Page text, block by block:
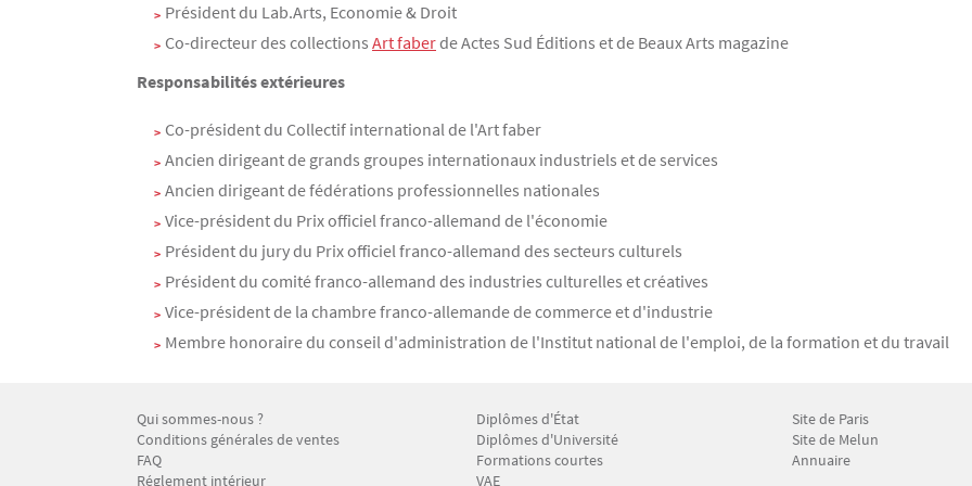
Président du Lab.Arts, Economie & Droit
Co-directeur des collections Art faberde Actes Sud Éditions et de Beaux Arts magazine
Responsabilités extérieures
Co-président du Collectif international de l'Art faber
Ancien dirigeant de grands groupes internationaux industriels et de services
Ancien dirigeant de fédérations professionnelles nationales
Vice-président du Prix officiel franco-allemand de l'économie
Président du jury du Prix officiel franco-allemand des secteurs culturels
Président du comité franco-allemand des industries culturelles et créatives
Vice-président de la chambre franco-allemande de commerce et d'industrie
Membre honoraire du conseil d'administration de l'Institut national de l'emploi, de la formation et du travail
Menu Footer CFP 1
Qui sommes-nous ?
Conditions générales de ventes
FAQ
Réglement intérieur
Menu Footer CFP 2
Diplômes d'État
Diplômes d'Université
Formations courtes
VAE
Menu Footer CFP 3
Site de Paris
Site de Melun
Annuaire